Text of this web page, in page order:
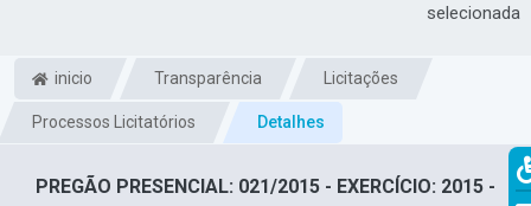
selecionada
inicio Transparência Licitações
Processos Licitatórios Detalhes
PREGÃO PRESENCIAL: 021/2015 - EXERCÍCIO: 2015 -